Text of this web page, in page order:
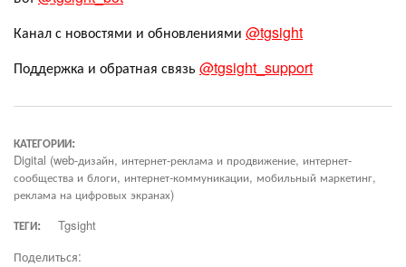
Канал с новостями и обновлениями @tgsight
Поддержка и обратная связь @tgsight_support
КАТЕГОРИИ:
Digital (web-дизайн, интернет-реклама и продвижение, интернет-
сообщества и блоги, интернет-коммуникации, мобильный маркетинг,
реклама на цифровых экранах)
ТЕГИ:
Tgsight
Поделиться: